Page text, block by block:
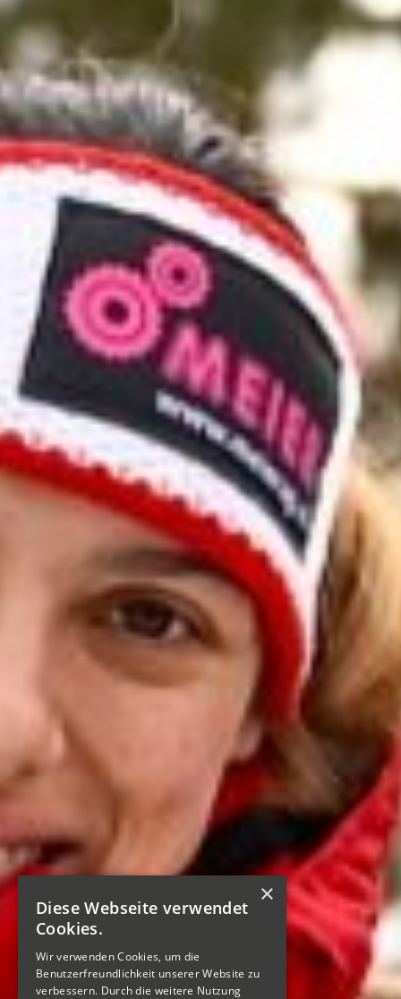
×
Diese Webseite verwendet
Cookies.
Wir verwenden Cookies, um die
Benutzerfreundlichkeit unserer Website zu
verbessern. Durch die weitere Nutzung